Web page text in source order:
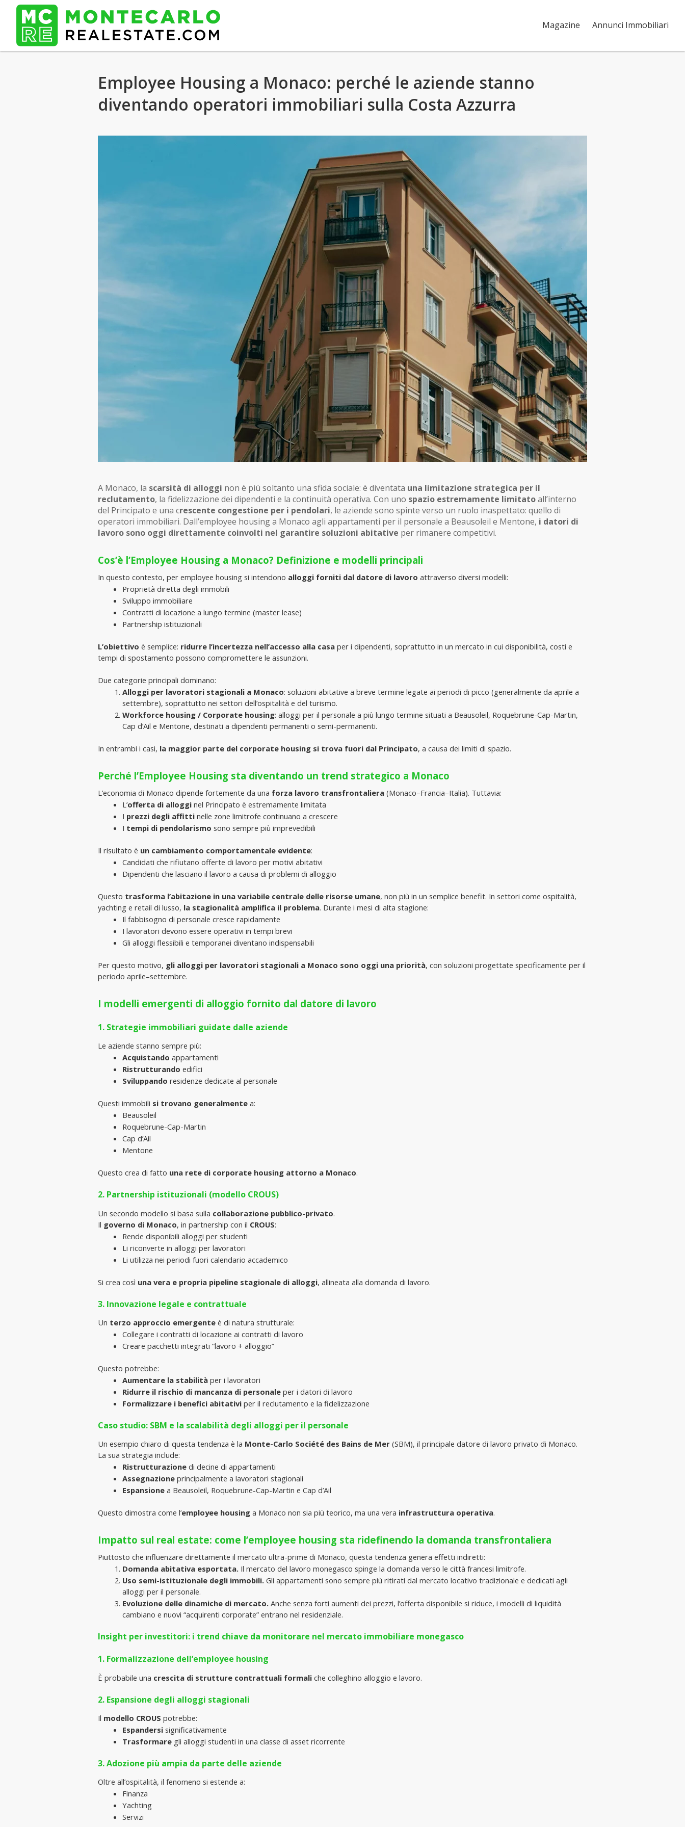
Magazine Annunci Immobiliari
Employee Housing a Monaco: perché le aziende stanno
diventando operatori immobiliari sulla Costa Azzurra
A Monaco, la scarsità di alloggi non è più soltanto una sfida sociale: è diventata una limitazione strategica per il
reclutamento, la fidelizzazione dei dipendenti e la continuità operativa. Con uno spazio estremamente limitato all’interno
del Principato e una crescente congestione per i pendolari, le aziende sono spinte verso un ruolo inaspettato: quello di
operatori immobiliari. Dall’employee housing a Monaco agli appartamenti per il personale a Beausoleil e Mentone, i datori di
lavoro sono oggi direttamente coinvolti nel garantire soluzioni abitative per rimanere competitivi.
Cos’è l’Employee Housing a Monaco? Definizione e modelli principali
In questo contesto, per employee housing si intendono alloggi forniti dal datore di lavoro attraverso diversi modelli:
Proprietà diretta degli immobili
Sviluppo immobiliare
Contratti di locazione a lungo termine (master lease)
Partnership istituzionali
L’obiettivo è semplice: ridurre l’incertezza nell’accesso alla casa per i dipendenti, soprattutto in un mercato in cui disponibilità, costi e
tempi di spostamento possono compromettere le assunzioni.
Due categorie principali dominano:
Alloggi per lavoratori stagionali a Monaco: soluzioni abitative a breve termine legate ai periodi di picco (generalmente da aprile a
settembre), soprattutto nei settori dell’ospitalità e del turismo.
Workforce housing / Corporate housing: alloggi per il personale a più lungo termine situati a Beausoleil, Roquebrune-Cap-Martin,
Cap d’Ail e Mentone, destinati a dipendenti permanenti o semi-permanenti.
In entrambi i casi, la maggior parte del corporate housing si trova fuori dal Principato, a causa dei limiti di spazio.
Perché l’Employee Housing sta diventando un trend strategico a Monaco
L’economia di Monaco dipende fortemente da una forza lavoro transfrontaliera (Monaco–Francia–Italia). Tuttavia:
L’offerta di alloggi nel Principato è estremamente limitata
I prezzi degli affitti nelle zone limitrofe continuano a crescere
I tempi di pendolarismo sono sempre più imprevedibili
Il risultato è un cambiamento comportamentale evidente:
Candidati che rifiutano offerte di lavoro per motivi abitativi
Dipendenti che lasciano il lavoro a causa di problemi di alloggio
Questo trasforma l’abitazione in una variabile centrale delle risorse umane, non più in un semplice benefit. In settori come ospitalità,
yachting e retail di lusso, la stagionalità amplifica il problema. Durante i mesi di alta stagione:
Il fabbisogno di personale cresce rapidamente
I lavoratori devono essere operativi in tempi brevi
Gli alloggi flessibili e temporanei diventano indispensabili
Per questo motivo, gli alloggi per lavoratori stagionali a Monaco sono oggi una priorità, con soluzioni progettate specificamente per il
periodo aprile–settembre.
I modelli emergenti di alloggio fornito dal datore di lavoro
1. Strategie immobiliari guidate dalle aziende
Le aziende stanno sempre più:
Acquistando appartamenti
Ristrutturando edifici
Sviluppando residenze dedicate al personale
Questi immobili si trovano generalmente a:
Beausoleil
Roquebrune-Cap-Martin
Cap d’Ail
Mentone
Questo crea di fatto una rete di corporate housing attorno a Monaco.
2. Partnership istituzionali (modello CROUS)
Un secondo modello si basa sulla collaborazione pubblico-privato.
Il governo di Monaco, in partnership con il CROUS:
Rende disponibili alloggi per studenti
Li riconverte in alloggi per lavoratori
Li utilizza nei periodi fuori calendario accademico
Si crea così una vera e propria pipeline stagionale di alloggi, allineata alla domanda di lavoro.
3. Innovazione legale e contrattuale
Un terzo approccio emergente è di natura strutturale:
Collegare i contratti di locazione ai contratti di lavoro
Creare pacchetti integrati “lavoro + alloggio”
Questo potrebbe:
Aumentare la stabilità per i lavoratori
Ridurre il rischio di mancanza di personale per i datori di lavoro
Formalizzare i benefici abitativi per il reclutamento e la fidelizzazione
Caso studio: SBM e la scalabilità degli alloggi per il personale
Un esempio chiaro di questa tendenza è la Monte-Carlo Société des Bains de Mer (SBM), il principale datore di lavoro privato di Monaco.
La sua strategia include:
Ristrutturazione di decine di appartamenti
Assegnazione principalmente a lavoratori stagionali
Espansione a Beausoleil, Roquebrune-Cap-Martin e Cap d’Ail
Questo dimostra come l’employee housing a Monaco non sia più teorico, ma una vera infrastruttura operativa.
Impatto sul real estate: come l’employee housing sta ridefinendo la domanda transfrontaliera
Piuttosto che influenzare direttamente il mercato ultra-prime di Monaco, questa tendenza genera effetti indiretti:
Domanda abitativa esportata. Il mercato del lavoro monegasco spinge la domanda verso le città francesi limitrofe.
Uso semi-istituzionale degli immobili. Gli appartamenti sono sempre più ritirati dal mercato locativo tradizionale e dedicati agli
alloggi per il personale.
Evoluzione delle dinamiche di mercato. Anche senza forti aumenti dei prezzi, l’offerta disponibile si riduce, i modelli di liquidità
cambiano e nuovi “acquirenti corporate” entrano nel residenziale.
Insight per investitori: i trend chiave da monitorare nel mercato immobiliare monegasco
1. Formalizzazione dell’employee housing
È probabile una crescita di strutture contrattuali formali che colleghino alloggio e lavoro.
2. Espansione degli alloggi stagionali
Il modello CROUS potrebbe:
Espandersi significativamente
Trasformare gli alloggi studenti in una classe di asset ricorrente
3. Adozione più ampia da parte delle aziende
Oltre all’ospitalità, il fenomeno si estende a:
Finanza
Yachting
Servizi